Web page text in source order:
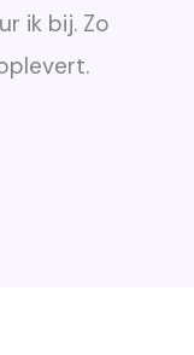
ik bij. Zo